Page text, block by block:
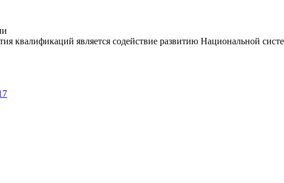
квалификаций является содействие развитию Национальной